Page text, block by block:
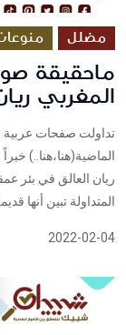
مضلل
ماحقيقة
المغربي
تداولت صفحات عربية
الماضية(هنا،هنا..)
المتداولة تبين أنها
2022-02-04